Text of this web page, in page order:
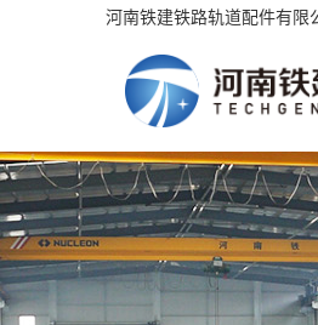
河南铁建铁路轨道配件有限